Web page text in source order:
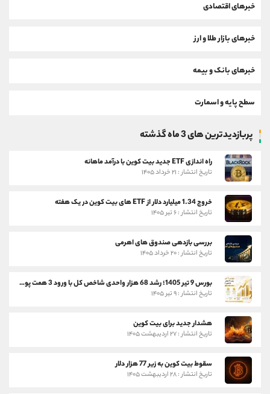
خبرهای اقتصادی
خبرهای بازار طلا و ارز
خبرهای بانک و بیمه
سطح پایه و اسمارت
پربازدیدترین های 3 ماه گذشته
راه اندازی ETF جدید بیت کوین با درآمد ماهانه
تاریخ انتشار : ۲۱ خرداد ۱۴۰۵
خروج 1.34 میلیارد دلار از ETF های بیت کوین در یک هفته
تاریخ انتشار : ۶ تیر ۱۴۰۵
بررسی بازدهی صندوق های اهرمی
تاریخ انتشار : ۲۰ خرداد ۱۴۰۵
بورس 9 تیر 1405؛ رشد 68 هزار واحدی شاخص کل با ورود 3 همت پول حقیقی
تاریخ انتشار : ۹ تیر ۱۴۰۵
هشدار جدید برای بیت کوین
تاریخ انتشار : ۲۷ اردیبهشت ۱۴۰۵
سقوط بیت کوین به زیر 77 هزار دلار
تاریخ انتشار : ۲۸ اردیبهشت ۱۴۰۵